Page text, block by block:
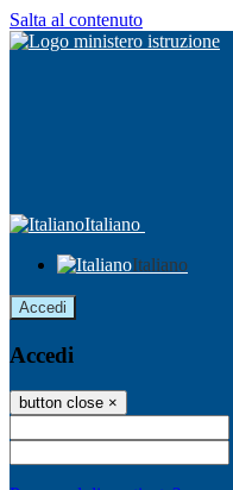
Salta al contenuto
Italiano
Italiano
Accedi
Accedi
button close ×